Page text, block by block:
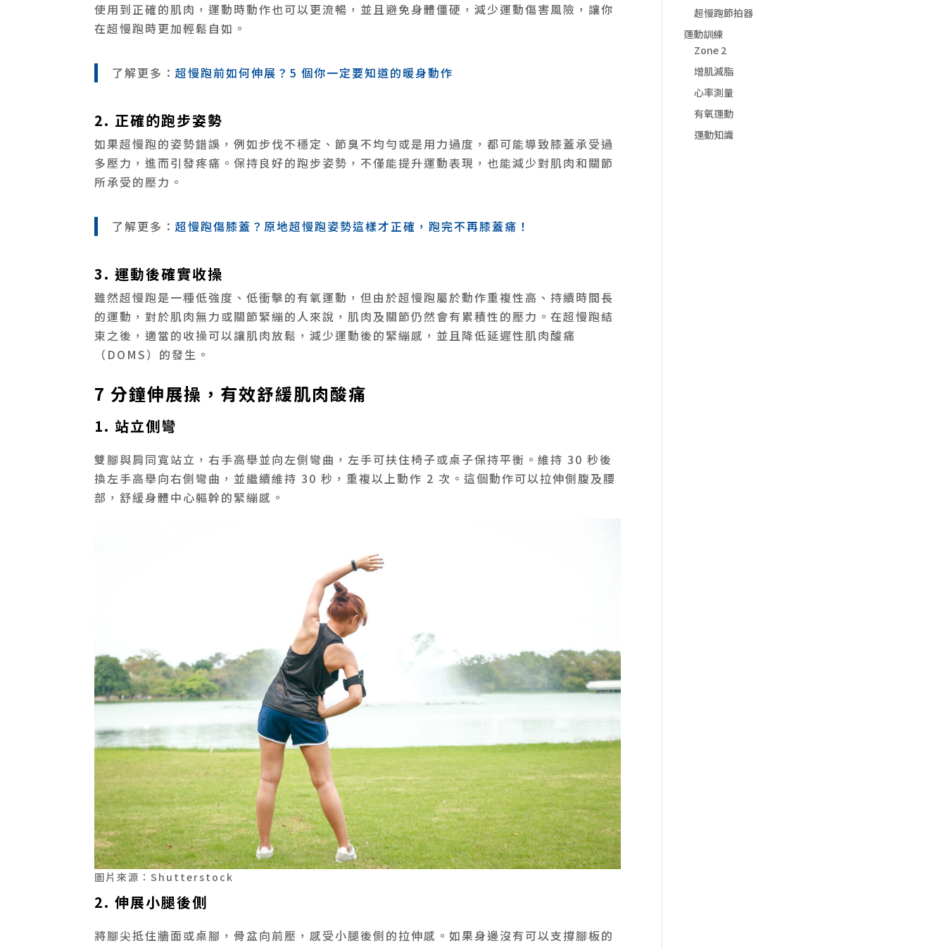
使用到正確的肌肉，運動時動作也可以更流暢，並且避免身體僵硬，減少運動傷害風險，讓你
在超慢跑時更加輕鬆自如。
了解更多：超慢跑前如何伸展？5 個你一定要知道的暖身動作
2. 正確的跑步姿勢
如果超慢跑的姿勢錯誤，例如步伐不穩定、節臭不均勻或是用力過度，都可能導致膝蓋承受過
多壓力，進而引發疼痛。保持良好的跑步姿勢，不僅能提升運動表現，也能減少對肌肉和關節
所承受的壓力。
了解更多：超慢跑傷膝蓋？原地超慢跑姿勢這樣才正確，跑完不再膝蓋痛！
3. 運動後確實收操
雖然超慢跑是一種低強度、低衝擊的有氧運動，但由於超慢跑屬於動作重複性高、持續時間長
的運動，對於肌肉無力或關節緊繃的人來說，肌肉及關節仍然會有累積性的壓力。在超慢跑結
束之後，適當的收操可以讓肌肉放鬆，減少運動後的緊繃感，並且降低延遲性肌肉酸痛
（DOMS）的發生。
7 分鐘伸展操，有效舒緩肌肉酸痛
1. 站立側彎
雙腳與肩同寬站立，右手高舉並向左側彎曲，左手可扶住椅子或桌子保持平衡。維持 30 秒後
換左手高舉向右側彎曲，並繼續維持 30 秒，重複以上動作 2 次。這個動作可以拉伸側腹及腰
部，舒緩身體中心軀幹的緊繃感。
圖片來源：Shutterstock
2. 伸展小腿後側
將腳尖抵住牆面或桌腳，骨盆向前壓，感受小腿後側的拉伸感。如果身邊沒有可以支撐腳板的
超慢跑節拍器
運動訓練
Zone 2
增肌減脂
心率測量
有氧運動
運動知識